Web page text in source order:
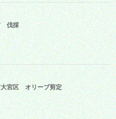
伐採
大宮区 オリーブ剪定